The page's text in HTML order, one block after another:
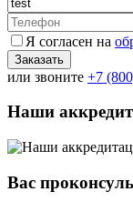
Я согласен на
или звоните +7
Наши
Вас